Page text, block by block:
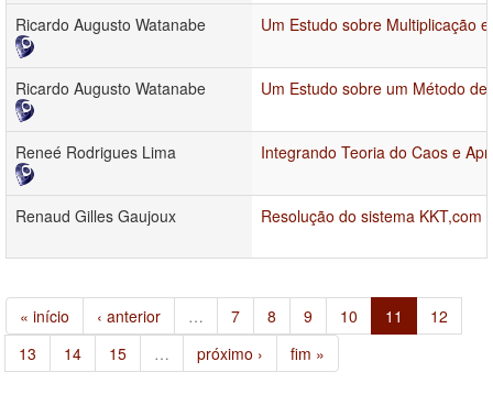
Ricardo Augusto Watanabe Um Estudo sobre Multiplicação
Ricardo Augusto Watanabe Um Estudo sobre um Método
Reneé Rodrigues Lima Integrando Teoria do Caos e
Renaud Gilles Gaujoux Resolução do sistema KKT,com
« início ‹ anterior … 7 8 9 10 11
12
13
14 15 … próximo › fim »